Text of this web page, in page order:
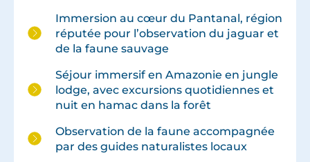
Immersion au cœur du Pantanal, région
réputée pour l’observation du jaguar et
de la faune sauvage
Séjour immersif en Amazonie en jungle
lodge, avec excursions quotidiennes et
nuit en hamac dans la forêt
Observation de la faune accompagnée
par des guides naturalistes locaux